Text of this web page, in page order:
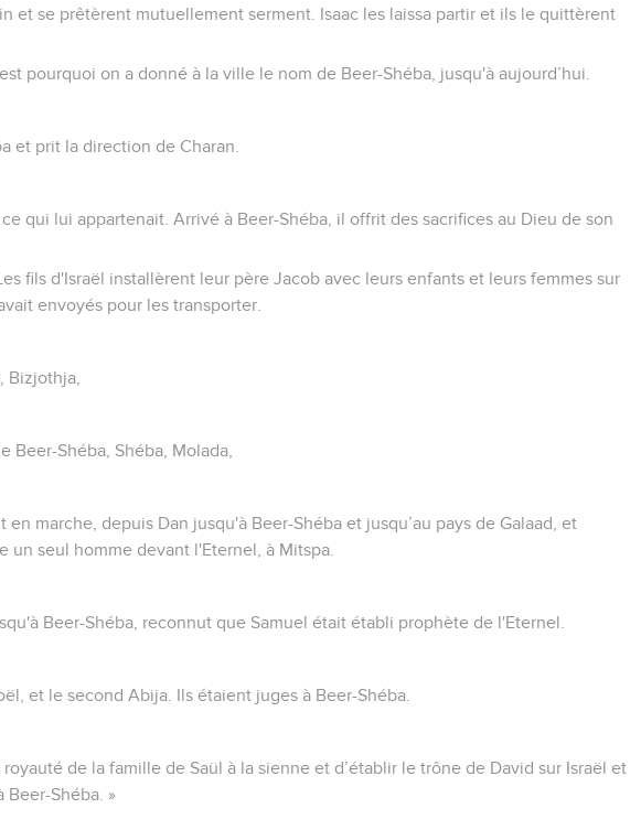
et se prêtèrent mutuellement serment. Isaac les laissa partir et ils le quittèrent
pourquoi on a donné à la ville le nom de Beer-Shéba, jusqu'à aujourd’hui.
et prit la direction de Charan.
qui lui appartenait. Arrivé à Beer-Shéba, il offrit des sacrifices au Dieu de son
fils d'Israël installèrent leur père Jacob avec leurs enfants et leurs femmes sur
envoyés pour les transporter.
Bizjothja,
Beer-Shéba, Shéba, Molada,
en marche, depuis Dan jusqu'à Beer-Shéba et jusqu’au pays de Galaad, et
un seul homme devant l'Eternel, à Mitspa.
Beer-Shéba, reconnut que Samuel était établi prophète de l'Eternel.
et le second Abija. Ils étaient juges à Beer-Shéba.
royauté de la famille de Saül à la sienne et d’établir le trône de David sur Israël et
Beer-Shéba. »